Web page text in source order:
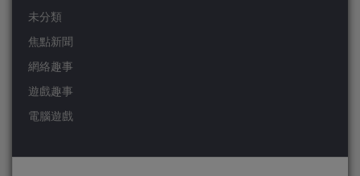
未分類
焦點新聞
網絡趣事
遊戲趣事
電腦遊戲